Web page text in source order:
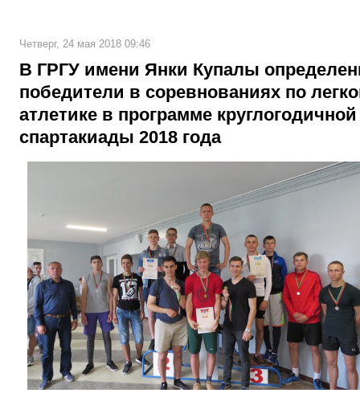
Четверг, 24 мая 2018 09:46
В ГРГУ имени Янки Купалы
победители в соревнованиях по
атлетике в программе круглогодичной
спартакиады 2018 года